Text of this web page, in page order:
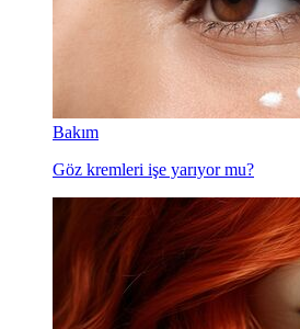
Bakım
Göz kremleri işe yarıyor mu?